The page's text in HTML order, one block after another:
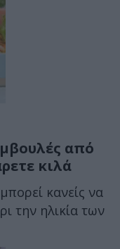
από
κιλά
κανείς να
την ηλικία των